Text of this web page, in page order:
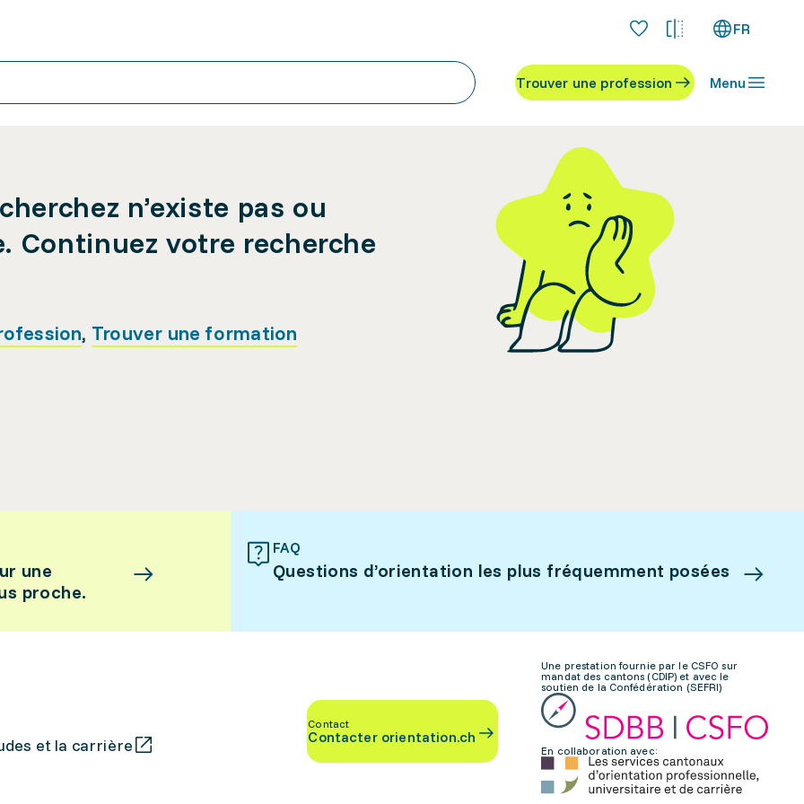
FR
Trouver une profession Menu
n’existe pas ou
Continuez votre recherche
, Trouver une formation
une
proche.
FAQ
Questions d’orientation les plus fréquemment posées
et la carrière
Contact
Contacter orientation.ch
Une prestation fournie par le CSFO sur
mandat des cantons (CDIP) et avec le
soutien de la Confédération (SEFRI)
En collaboration avec: